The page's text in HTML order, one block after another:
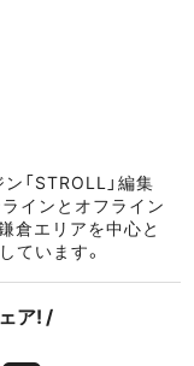
「STROLL」編集
インとオフライン
倉エリアを中心と
ています。
ア! /